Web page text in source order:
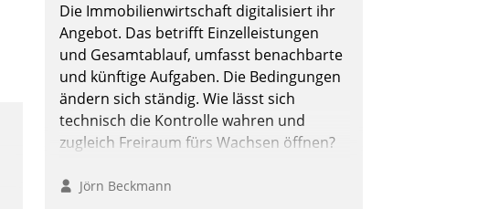
Die Immobilienwirtschaft digitalisiert ihr
Angebot. Das betrifft Einzelleistungen
und Gesamtablauf, umfasst benachbarte
und künftige Aufgaben. Die Bedingungen
ändern sich ständig. Wie lässt sich
technisch die Kontrolle wahren und
zugleich Freiraum fürs Wachsen öffnen?
Jörn Beckmann